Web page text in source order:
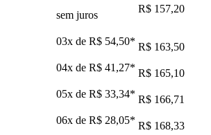
sem juros
R$ 157,20
03x de R$ 54,50* R$ 163,50
04x de R$ 41,27* R$ 165,10
05x de R$ 33,34* R$ 166,71
06x de R$ 28,05* R$ 168,33